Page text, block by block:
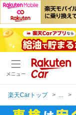
メニュー
楽天Carトップ